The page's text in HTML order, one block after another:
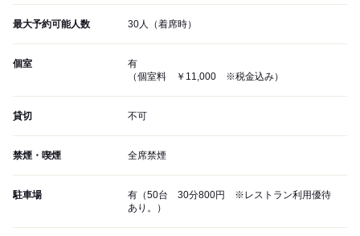
最大予約可能人数 30人（着席時）
個室
有
（個室料 ￥11,000 ※税金込み）
貸切 不可
禁煙・喫煙 全席禁煙
駐車場
有（50台 30分800円 ※レストラン利用優待
あり。）